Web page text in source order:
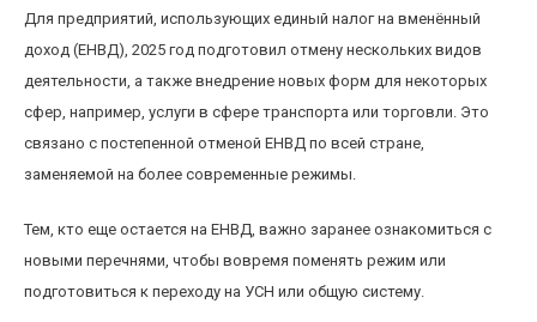
Для предприятий, использующих единый налог на вменённый
доход (ЕНВД), 2025 год подготовил отмену нескольких видов
деятельности, а также внедрение новых форм для некоторых
сфер, например, услуги в сфере транспорта или торговли. Это
связано с постепенной отменой ЕНВД по всей стране,
заменяемой на более современные режимы.
Тем, кто еще остается на ЕНВД, важно заранее ознакомиться с
новыми перечнями, чтобы вовремя поменять режим или
подготовиться к переходу на УСН или общую систему.